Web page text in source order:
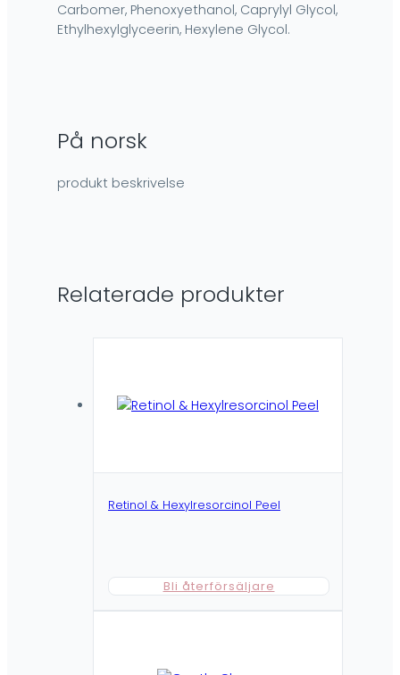
Carbomer, Phenoxyethanol, Caprylyl Glycol,
Ethylhexylglyceerin, Hexylene Glycol.
På norsk
produkt beskrivelse
Relaterade produkter
Retinol & Hexylresorcinol Peel
Bli återförsäljare